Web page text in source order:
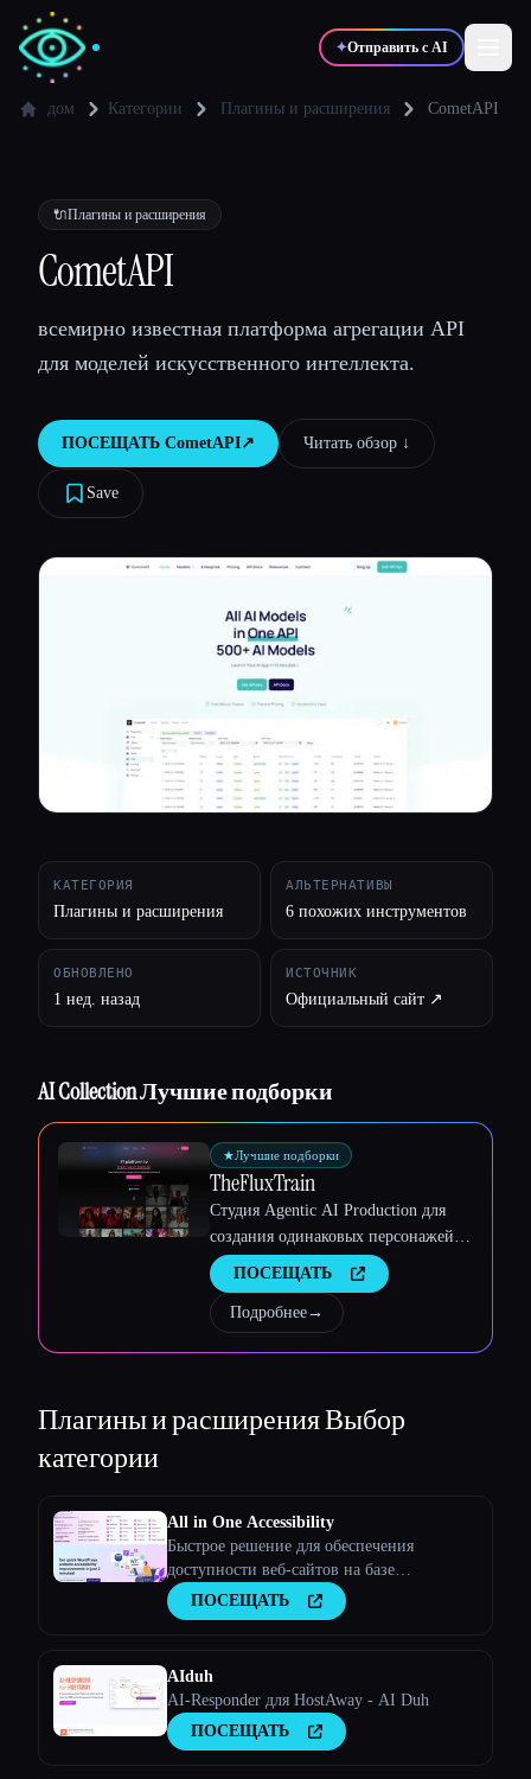
✦Отправить с AI
💻 Разработчики
🎓Студенты 🎬Креаторы
Блог
Сравнить инструменты
Все категории
Esc
дом Категории Плагины и расширения CometAPI
🔌Плагины и расширения
CometAPI
всемирно известная платформа агрегации API
для моделей искусственного интеллекта.
ПОСЕЩАТЬ CometAPI↗︎ Читать обзор ↓︎
Save
КАТЕГОРИЯ
Плагины и расширения
АЛЬТЕРНАТИВЫ
6 похожих инструментов
ОБНОВЛЕНО
1 нед. назад
ИСТОЧНИК
Официальный сайт ↗︎
AI Collection Лучшие подборки
★Лучшие подборки
TheFluxTrain
Студия Agentic AI Production для
создания одинаковых персонажей,
рабочих процессов и видео
ПОСЕЩАТЬ
Подробнее→
Плагины и расширенияВыбор
категории
All in One Accessibility
Быстрое решение для обеспечения
доступности веб-сайтов на базе
искусственного интеллекта!
ПОСЕЩАТЬ
AIduh
AI-Responder для HostAway - AI Duh
ПОСЕЩАТЬ